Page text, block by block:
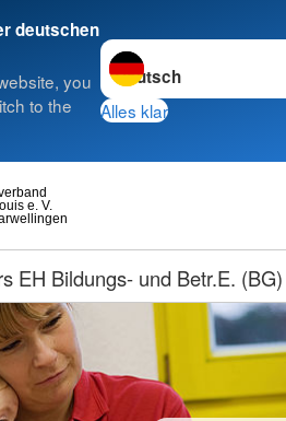
deutschen
you
to the
Sprache wechseln zu
Alles klar
e. V.
EH Bildungs- und Betr.E. (BG)